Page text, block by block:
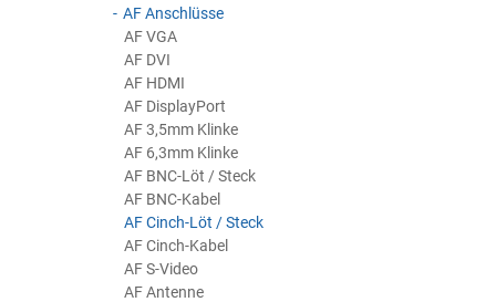
AF Anschlüsse
AF VGA
AF DVI
AF HDMI
AF DisplayPort
AF 3,5mm Klinke
AF 6,3mm Klinke
AF BNC-Löt / Steck
AF BNC-Kabel
AF Cinch-Löt / Steck
AF Cinch-Kabel
AF S-Video
AF Antenne